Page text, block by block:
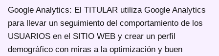
Google Analytics: El TITULAR utiliza Google Analytics
para llevar un seguimiento del comportamiento de los
USUARIOS en el SITIO WEB y crear un perfil
demográfico con miras a la optimización y buen